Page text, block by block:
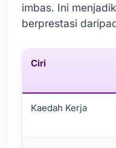
imbas. Ini
berprestasi
Ciri
Kaedah Kerja